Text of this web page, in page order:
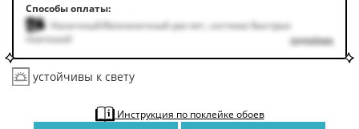
Способы оплаты:
Наличный/безналичный расчет, система быстрых
платежей
подробнее
устойчивы к свету
Инструкция по поклейке обоев